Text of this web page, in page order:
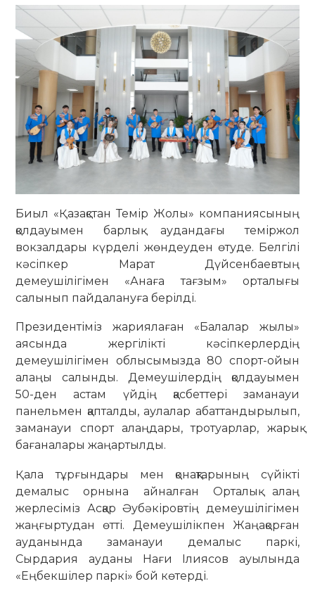
Биыл «Қазақстан Темір Жолы» компаниясының
қолдауымен барлық аудандағы теміржол
вокзалдары күрделі жөндеуден өтуде. Белгілі
кәсіпкер Марат Дүйсенбаевтың
демеушілігімен «Анаға тағзым» орталығы
салынып пайдалануға берілді.
Президентіміз жариялаған «Балалар жылы»
аясында жергілікті кәсіпкерлердің
демеушілігімен облысымызда 80 спорт-ойын
алаңы салынды. Демеушілердің қолдауымен
50-ден астам үйдің қасбеттері заманауи
панельмен қапталды, аулалар абаттандырылып,
заманауи спорт алаңдары, тротуарлар, жарық
бағаналары жаңартылды.
Қала тұрғындары мен қонақтарының сүйікті
демалыс орнына айналған Орталық алаң
жерлесіміз Асқар Әубәкіровтің демеушілігімен
жаңғыртудан өтті. Демеушілікпен Жаңақорған
ауданында заманауи демалыс паркі,
Сырдария ауданы Нағи Ілиясов ауылында
«Еңбекшілер паркі» бой көтерді.